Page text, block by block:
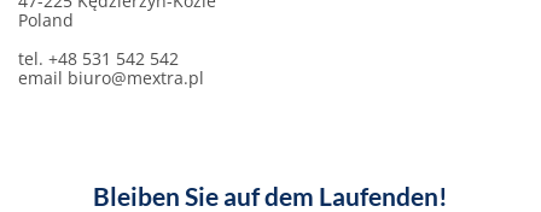
Poland
tel. +48 531 542 542
email biuro@mextra.pl
Bleiben Sie auf dem Laufenden!